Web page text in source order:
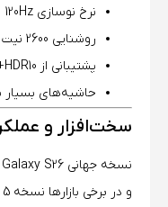
نرخ نوسازی 120Hz
روشنایی 2600 نیت
پشتیبانی از HDR10+
حاشیه‌های بسیار
سخت‌افزار و